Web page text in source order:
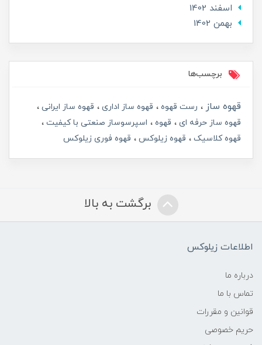
اسفند 1402
بهمن 1402
برچسب‌ها
قهوه ساز رست قهوه قهوه ساز اداری
قهوه ساز ایرانی
قهوه ساز حرفه ای
قهوه
اسپرسوساز صنعتی با کیفیت
قهوه کلاسیک
قهوه زیلوکس قهوه فوری زیلوکس
برگشت به بالا
اطلاعات زیلوکس
درباره ما
تماس با ما
قوانین و مقررات
حریم خصوصی